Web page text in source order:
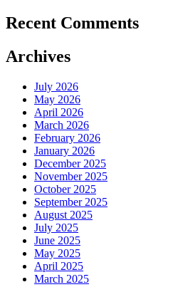
Recent Comments
Archives
July 2026
May 2026
April 2026
March 2026
February 2026
January 2026
December 2025
November 2025
October 2025
September 2025
August 2025
July 2025
June 2025
May 2025
April 2025
March 2025